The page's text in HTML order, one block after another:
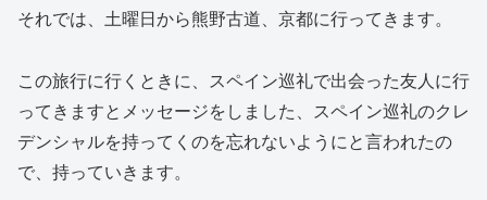
それでは、土曜日から熊野古道、京都に行ってきます。
この旅行に行くときに、スペイン巡礼で出会った友人に行
ってきますとメッセージをしました、スペイン巡礼のクレ
デンシャルを持ってくのを忘れないようにと言われたの
で、持っていきます。